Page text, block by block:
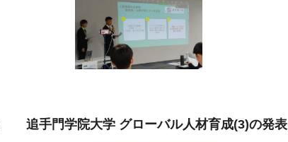
追手門学院大学 グローバル人材育成(3)の発表